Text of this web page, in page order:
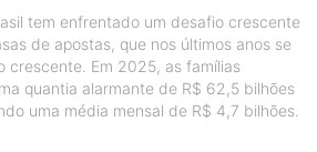
tem enfrentado um desafio crescente
de apostas, que nos últimos anos se
crescente. Em 2025, as famílias
quantia alarmante de R$ 62,5 bilhões
uma média mensal de R$ 4,7 bilhões.